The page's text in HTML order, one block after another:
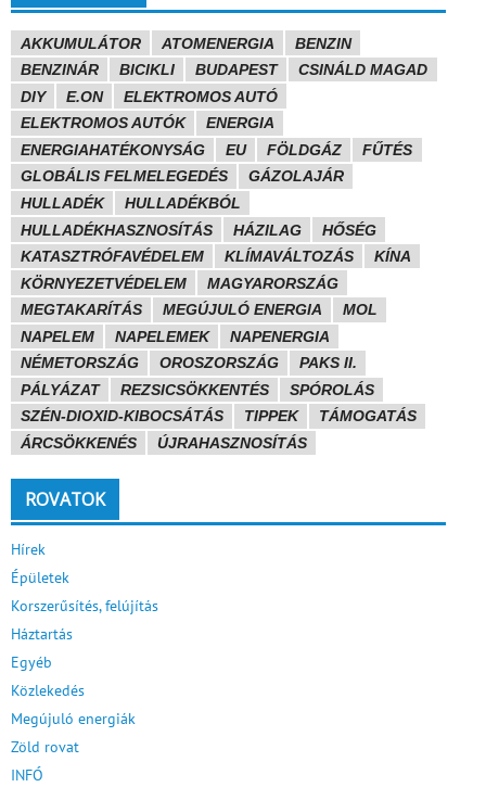
AKKUMULÁTOR ATOMENERGIA
BENZIN
BENZINÁR
BICIKLI BUDAPEST
CSINÁLD MAGAD
DIY
E.ON
ELEKTROMOS AUTÓ
ELEKTROMOS AUTÓK
ENERGIA
ENERGIAHATÉKONYSÁG
EU FÖLDGÁZ
FŰTÉS
GLOBÁLIS FELMELEGEDÉS
GÁZOLAJÁR
HULLADÉK
HULLADÉKBÓL
HULLADÉKHASZNOSÍTÁS
HÁZILAG
HŐSÉG
KATASZTRÓFAVÉDELEM
KLÍMAVÁLTOZÁS
KÍNA
KÖRNYEZETVÉDELEM
MAGYARORSZÁG
MEGTAKARÍTÁS
MEGÚJULÓ ENERGIA
MOL
NAPELEM
NAPELEMEK
NAPENERGIA
NÉMETORSZÁG
OROSZORSZÁG
PAKS II.
PÁLYÁZAT
REZSICSÖKKENTÉS
SPÓROLÁS
SZÉN-DIOXID-KIBOCSÁTÁS
TIPPEK
TÁMOGATÁS
ÁRCSÖKKENÉS
ÚJRAHASZNOSÍTÁS
ROVATOK
Hírek
Épületek
Korszerűsítés, felújítás
Háztartás
Egyéb
Közlekedés
Megújuló energiák
Zöld rovat
INFÓ